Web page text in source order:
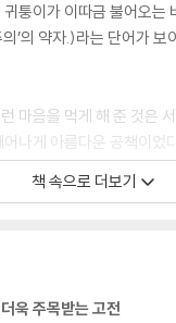
퉁이가 이따금 불어오는
의’의 약자.)라는 단어가
마음을 먹게 해 준 것은
나게 아름다운 공책이었
만질만질한 이 크림색 종
것이었다. 말하자면 그 공
책 속으로 더보기
욱 주목받는 고전